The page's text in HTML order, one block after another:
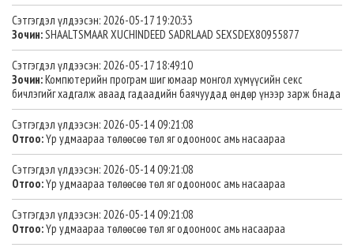
Сэтгэгдэл үлдээсэн: 2026-05-17 19:20:33
Зочин:SHAALTSMAAR XUCHINDEED SADRLAAD SEXSDEX80955877
Сэтгэгдэл үлдээсэн: 2026-05-17 18:49:10
Зочин:Компютерийн програм шиг юмаар монгол хүмүүсийн секс
бичлэгийг хадгалж аваад гадаадийн баячуудад өндөр үнээр зарж бнада
Сэтгэгдэл үлдээсэн: 2026-05-14 09:21:08
Отгоо:Үр удмаараа төлөөсөө төл яг одооноос амь насаараа
Сэтгэгдэл үлдээсэн: 2026-05-14 09:21:08
Отгоо:Үр удмаараа төлөөсөө төл яг одооноос амь насаараа
Сэтгэгдэл үлдээсэн: 2026-05-14 09:21:08
Отгоо:Үр удмаараа төлөөсөө төл яг одооноос амь насаараа